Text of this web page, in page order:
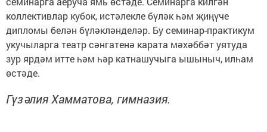
коллективлар кубок, истәлекле бүләк һәм җиңүче
дипломы белән бүләкләнделәр. Бу семинар-практикум
укучыларга театр сәнгатенә карата мәхәббәт уятуда
зур ярдәм итте һәм һәр катнашучыга ышыныч, илһам
өстәде.
Гүзәлия Хамматова, гимназия.